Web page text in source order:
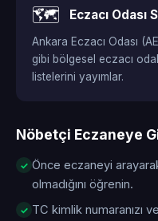
🗺️ Eczacı Odası
Ankara Eczacı Odası
gibi bölgesel eczacı
listelerini yayımlar.
Nöbetçi Eczaneye
Önce eczaneyi
olmadığını öğrenin.
TC kimlik numaranızı